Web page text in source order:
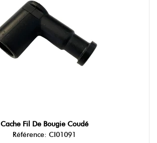
Cache Fil De Bougie Coudé
Référence: CI01091